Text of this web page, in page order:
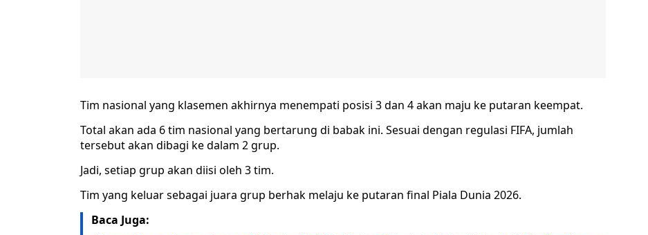
Tim nasional yang klasemen akhirnya menempati posisi 3 dan 4 akan maju ke putaran keempat.
Total akan ada 6 tim nasional yang bertarung di babak ini. Sesuai dengan regulasi FIFA, jumlah
tersebut akan dibagi ke dalam 2 grup.
Jadi, setiap grup akan diisi oleh 3 tim.
Tim yang keluar sebagai juara grup berhak melaju ke putaran final Piala Dunia 2026.
Baca Juga: